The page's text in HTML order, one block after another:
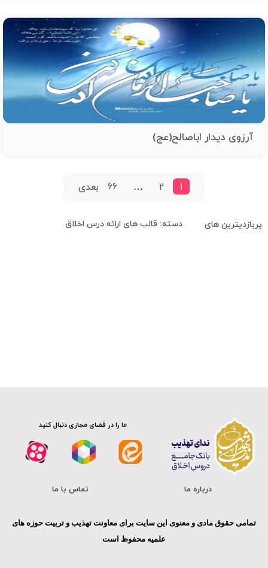
آرزوی دیدار اباصالح(عج)
…
66 بعدی
پربازدیترین های دسته: قالب های ارائه درس اخلاق
ما را در فضای مجازی دنبال کنید
درباره ما تماس با ما
تمامی حقوق مادی و معنوی این سایت برای معاونت تهذیب و تربیت حوزه های
علمیه محفوظ است